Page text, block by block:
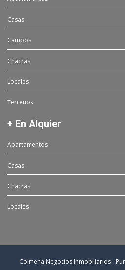
Casas
Campos
Chacras
Locales
Terrenos
+ En Alquier
Apartamentos
Casas
Chacras
Locales
Colmena Negocios Inmobiliarios -